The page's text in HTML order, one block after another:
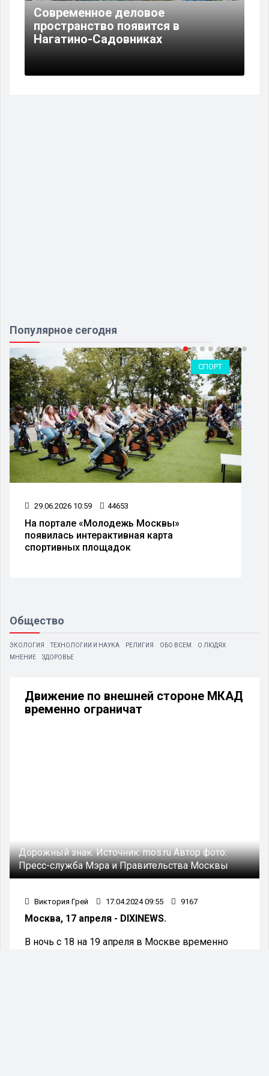
Современное деловое
пространство появится в
Нагатино-Садовниках
Популярное сегодня
СПОРТ
29.06.2026 10:59 44653
На портале «Молодежь Москвы»
появилась интерактивная карта
спортивных площадок
Общество
ЭКОЛОГИЯ ТЕХНОЛОГИИ И НАУКА РЕЛИГИЯ ОБО ВСЕМ
О ЛЮДЯХ
МНЕНИЕ
ЗДОРОВЬЕ
Движение по внешней стороне МКАД
временно ограничат
Дорожный знак.Источник:mos.ruАвтор фото:
Пресс-служба Мэра и Правительства Москвы
Виктория Грей 17.04.2024 09:55 9167
Москва, 17 апреля - DIXINEWS.
В ночь с 18 на 19 апреля в Москве временно